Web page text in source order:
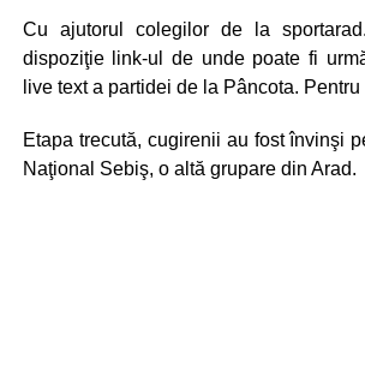
Cu ajutorul colegilor de la
dispoziţie link-ul de unde poate fi
live text a partidei de la Pâncota.
Etapa trecută, cugirenii au fost învinşi
Naţional Sebiş, o altă grupare din Arad.